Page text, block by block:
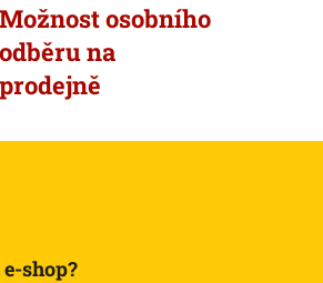
Možnost osobního
odběru na
prodejně
shop?